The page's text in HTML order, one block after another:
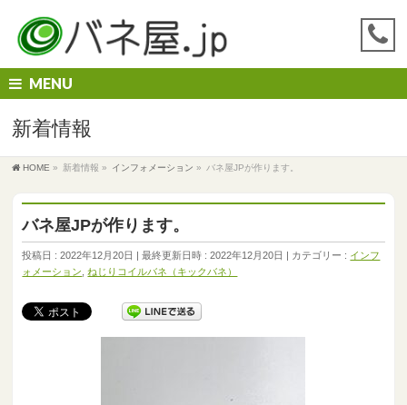
MENU
新着情報
HOME » 新着情報 » インフォメーション » バネ屋JPが作ります。
バネ屋JPが作ります。
投稿日 : 2022年12月20日 最終更新日時 : 2022年12月20日 カテゴリー : インフ
ォメーション ,ねじりコイルバネ（キックバネ）